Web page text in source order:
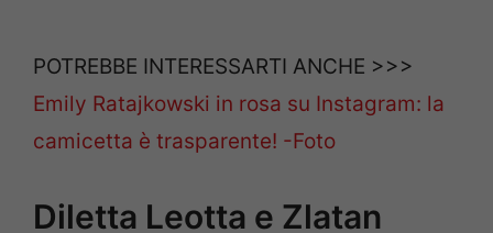
POTREBBE INTERESSARTI ANCHE >>>
Emily Ratajkowski in rosa su Instagram: la
camicetta è trasparente! -Foto
Diletta Leotta e Zlatan